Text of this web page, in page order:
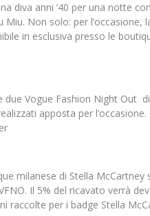
diva anni ’40 per una notte
Non solo: per
in esclusiva presso le
due Vogue Fashion Night Out
apposta per
milanese di Stella
Il 5% del ricavato verrà
raccolte per i badge Stella